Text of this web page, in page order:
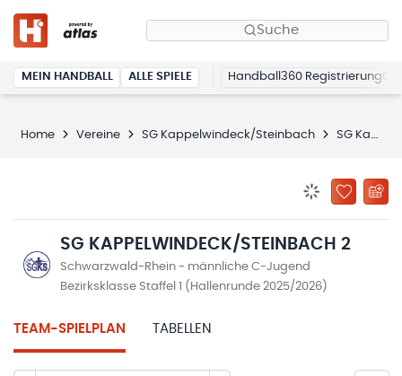
Suche
MEIN HANDBALL ALLE SPIELE Handball360 Registrierung
Home Vereine SG Kappelwindeck/Steinbach SG Kappelwindeck/Steinbach 2
ZU
SG KAPPELWINDECK/STEINBACH 2
Schwarzwald-Rhein - männliche C-Jugend
Bezirksklasse Staffel 1 (Hallenrunde 2025/2026)
TEAM-SPIELPLAN TABELLEN